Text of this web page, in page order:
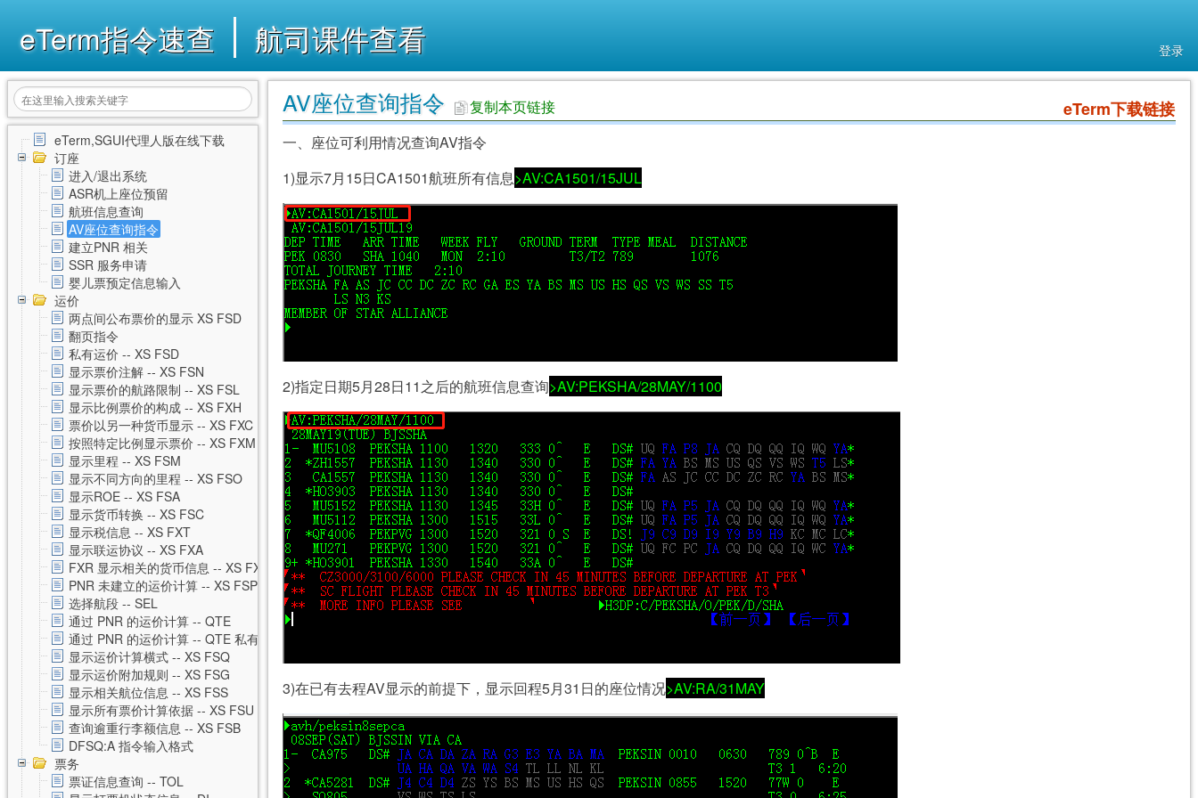
eTerm指令速查 航司课件查看 登录
eTerm,SGUI代理人版在线下载
订座
进入/退出系统
ASR机上座位预留
航班信息查询
AV座位查询指令
建立PNR 相关
SSR 服务申请
婴儿票预定信息输入
运价
两点间公布票价的显示 XS FSD
翻页指令
私有运价 -- XS FSD
显示票价注解 -- XS FSN
显示票价的航路限制 -- XS FSL
显示比例票价的构成 -- XS FXH
票价以另一种货币显示 -- XS FXC
按照特定比例显示票价 -- XS FXM
显示里程 -- XS FSM
显示不同方向的里程 -- XS FSO
显示ROE -- XS FSA
显示货币转换 -- XS FSC
显示税信息 -- XS FXT
显示联运协议 -- XS FXA
FXR 显示相关的货币信息 -- XS FXR
PNR 未建立的运价计算 -- XS FSP
选择航段 -- SEL
通过 PNR 的运价计算 -- QTE
通过 PNR 的运价计算 -- QTE 私有运价
显示运价计算横式 -- XS FSQ
显示运价附加规则 -- XS FSG
显示相关航位信息 -- XS FSS
显示所有票价计算依据 -- XS FSU
查询逾重行李额信息 -- XS FSB
DFSQ:A 指令输入格式
票务
票证信息查询 -- TOL
AV座位查询指令 复制本页链接 eTerm下载链接
一、座位可利用情况查询AV指令
1)显示7月15日CA1501航班所有信息>AV:CA1501/15JUL
2)指定日期5月28日11之后的航班信息查询>AV:PEKSHA/28MAY/1100
3)在已有去程AV显示的前提下，显示回程5月31日的座位情况>AV:RA/31MAY